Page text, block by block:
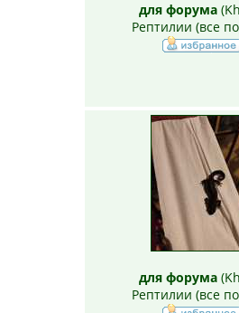
для форума (
Рептилии (все
для форума (
Рептилии (все